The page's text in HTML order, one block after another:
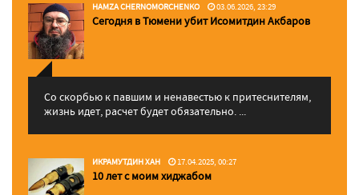
HAMZA CHERNOMORCHENKO 03.06.2026, 23:29
Сегодня в Тюмени убит Исомитдин Акбаров
Со скорбью к павшим и ненавестью к притеснителям,
жизнь идет, расчет будет обязательно. ...
ИКРАМУТДИН ХАН 17.04.2025, 00:27
10 лет с моим хиджабом